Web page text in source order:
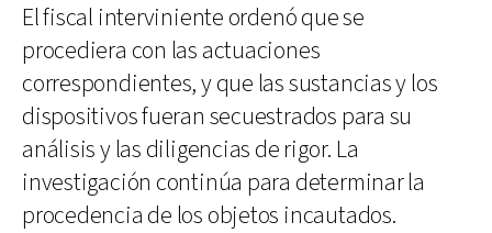
El fiscal interviniente ordenó que se
procediera con las actuaciones
correspondientes, y que las sustancias y los
dispositivos fueran secuestrados para su
análisis y las diligencias de rigor. La
investigación continúa para determinar la
procedencia de los objetos incautados.